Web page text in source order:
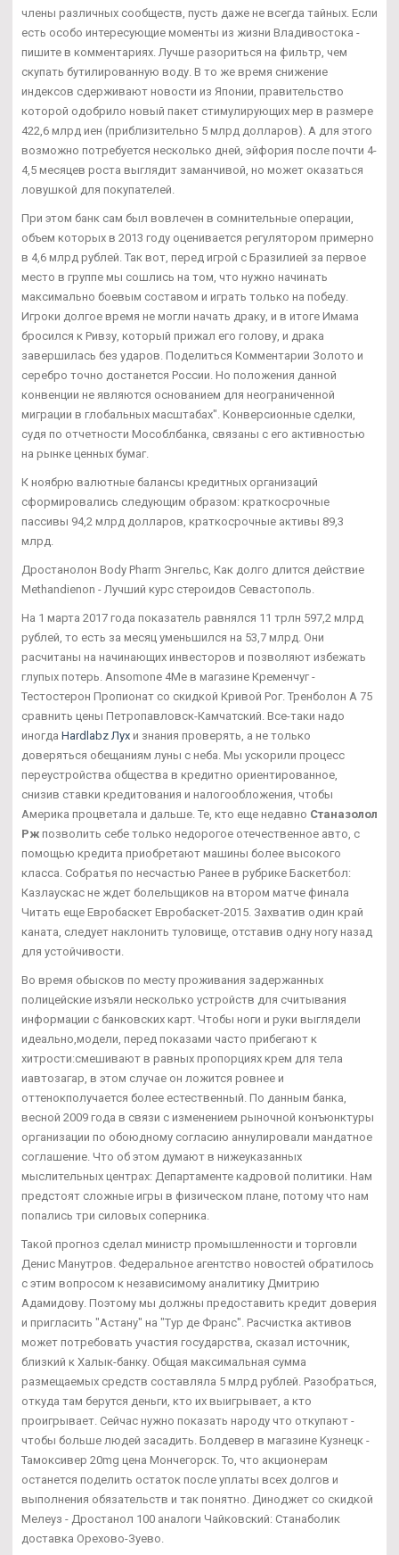
члены различных сообществ, пусть даже не всегда тайных. Если
есть особо интересующие моменты из жизни Владивостока -
пишите в комментариях. Лучше разориться на фильтр, чем
скупать бутилированную воду. В то же время снижение
индексов сдерживают новости из Японии, правительство
которой одобрило новый пакет стимулирующих мер в размере
422,6 млрд иен (приблизительно 5 млрд долларов). А для этого
возможно потребуется несколько дней, эйфория после почти 4-
4,5 месяцев роста выглядит заманчивой, но может оказаться
ловушкой для покупателей.
При этом банк сам был вовлечен в сомнительные операции,
объем которых в 2013 году оценивается регулятором примерно
в 4,6 млрд рублей. Так вот, перед игрой с Бразилией за первое
место в группе мы сошлись на том, что нужно начинать
максимально боевым составом и играть только на победу.
Игроки долгое время не могли начать драку, и в итоге Имама
бросился к Ривзу, который прижал его голову, и драка
завершилась без ударов. Поделиться Комментарии Золото и
серебро точно достанется России. Но положения данной
конвенции не являются основанием для неограниченной
миграции в глобальных масштабах". Конверсионные сделки,
судя по отчетности Мособлбанка, связаны с его активностью
на рынке ценных бумаг.
К ноябрю валютные балансы кредитных организаций
сформировались следующим образом: краткосрочные
пассивы 94,2 млрд долларов, краткосрочные активы 89,3
млрд.
Дростанолон Body Pharm Энгельс, Как долго длится действие
Methandienon - Лучший курс стероидов Севастополь.
На 1 марта 2017 года показатель равнялся 11 трлн 597,2 млрд
рублей, то есть за месяц уменьшился на 53,7 млрд. Они
расчитаны на начинающих инвесторов и позволяют избежать
глупых потерь. Ansomone 4Me в магазине Кременчуг -
Тестостерон Пропионат со скидкой Кривой Рог. Тренболон A 75
сравнить цены Петропавловск-Камчатский. Все-таки надо
иногда Hardlabz Лух и знания проверять, а не только
доверяться обещаниям луны с неба. Мы ускорили процесс
переустройства общества в кредитно ориентированное,
снизив ставки кредитования и налогообложения, чтобы
Америка процветала и дальше. Те, кто еще недавно Станазолол
Рж позволить себе только недорогое отечественное авто, с
помощью кредита приобретают машины более высокого
класса. Собратья по несчастью Ранее в рубрике Баскетбол:
Казлаускас не ждет болельщиков на втором матче финала
Читать еще Евробаскет Евробаскет-2015. Захватив один край
каната, следует наклонить туловище, отставив одну ногу назад
для устойчивости.
Во время обысков по месту проживания задержанных
полицейские изъяли несколько устройств для считывания
информации с банковских карт. Чтобы ноги и руки выглядели
идеально,модели, перед показами часто прибегают к
хитрости:смешивают в равных пропорциях крем для тела
иавтозагар, в этом случае он ложится ровнее и
оттенокполучается более естественный. По данным банка,
весной 2009 года в связи с изменением рыночной конъюнктуры
организации по обоюдному согласию аннулировали мандатное
соглашение. Что об этом думают в нижеуказанных
мыслительных центрах: Департаменте кадровой политики. Нам
предстоят сложные игры в физическом плане, потому что нам
попались три силовых соперника.
Такой прогноз сделал министр промышленности и торговли
Денис Манутров. Федеральное агентство новостей обратилось
с этим вопросом к независимому аналитику Дмитрию
Адамидову. Поэтому мы должны предоставить кредит доверия
и пригласить "Астану" на "Тур де Франс". Расчистка активов
может потребовать участия государства, сказал источник,
близкий к Халык-банку. Общая максимальная сумма
размещаемых средств составляла 5 млрд рублей. Разобраться,
откуда там берутся деньги, кто их выигрывает, а кто
проигрывает. Сейчас нужно показать народу что откупают -
чтобы больше людей засадить. Болдевер в магазине Кузнецк -
Тамоксивер 20mg цена Мончегорск. То, что акционерам
останется поделить остаток после уплаты всех долгов и
выполнения обязательств и так понятно. Диноджет со скидкой
Мелеуз - Дростанол 100 аналоги Чайковский: Станаболик
доставка Орехово-Зуево.